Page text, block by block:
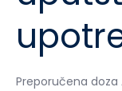
Preporučena doza